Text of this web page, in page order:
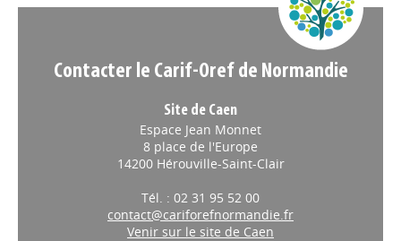
Contacter le Carif-Oref de Normandie
Site de Caen
Espace Jean Monnet
8 place de l'Europe
14200 Hérouville-Saint-Clair
Tél. : 02 31 95 52 00
contact@cariforefnormandie.fr
Venir sur le site de Caen